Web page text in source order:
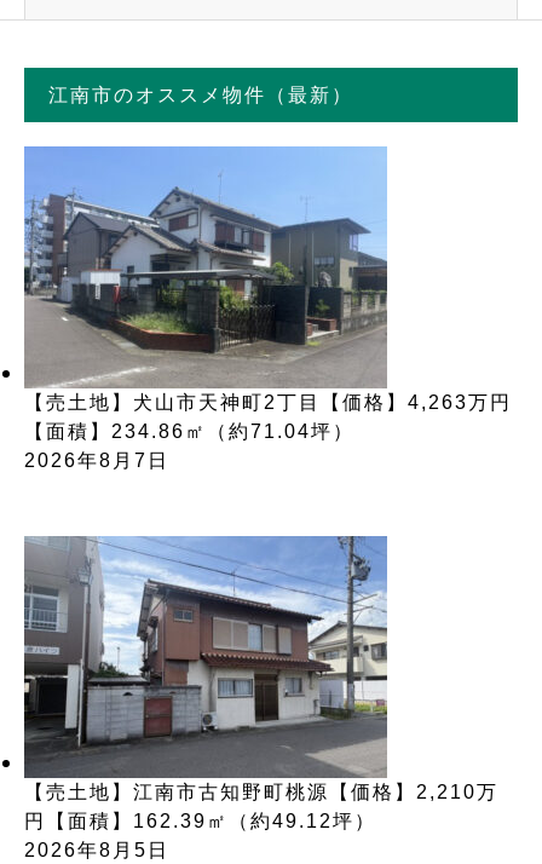
江南市のオススメ物件（最新）
【売土地】犬山市天神町2丁目【価格】4,263万円
【面積】234.86㎡（約71.04坪）
2026年8月7日
【売土地】江南市古知野町桃源【価格】2,210万
円【面積】162.39㎡（約49.12坪）
2026年8月5日